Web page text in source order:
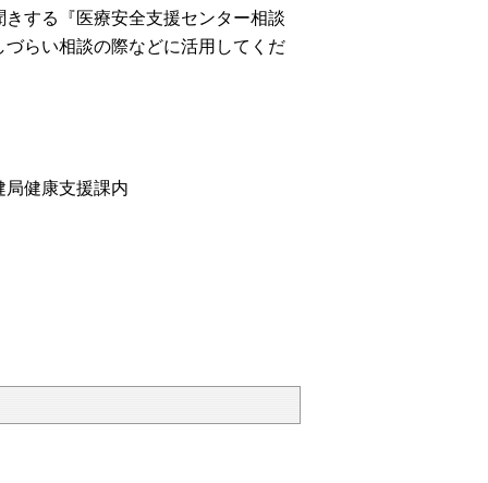
する『医療安全支援センター相談
らい相談の際などに活用してくだ
健康支援課内